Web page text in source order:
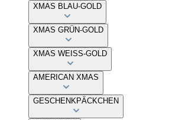
XMAS BLAU-GOLD
XMAS GRÜN-GOLD
XMAS WEISS-GOLD
AMERICAN XMAS
GESCHENKPÄCKCHEN